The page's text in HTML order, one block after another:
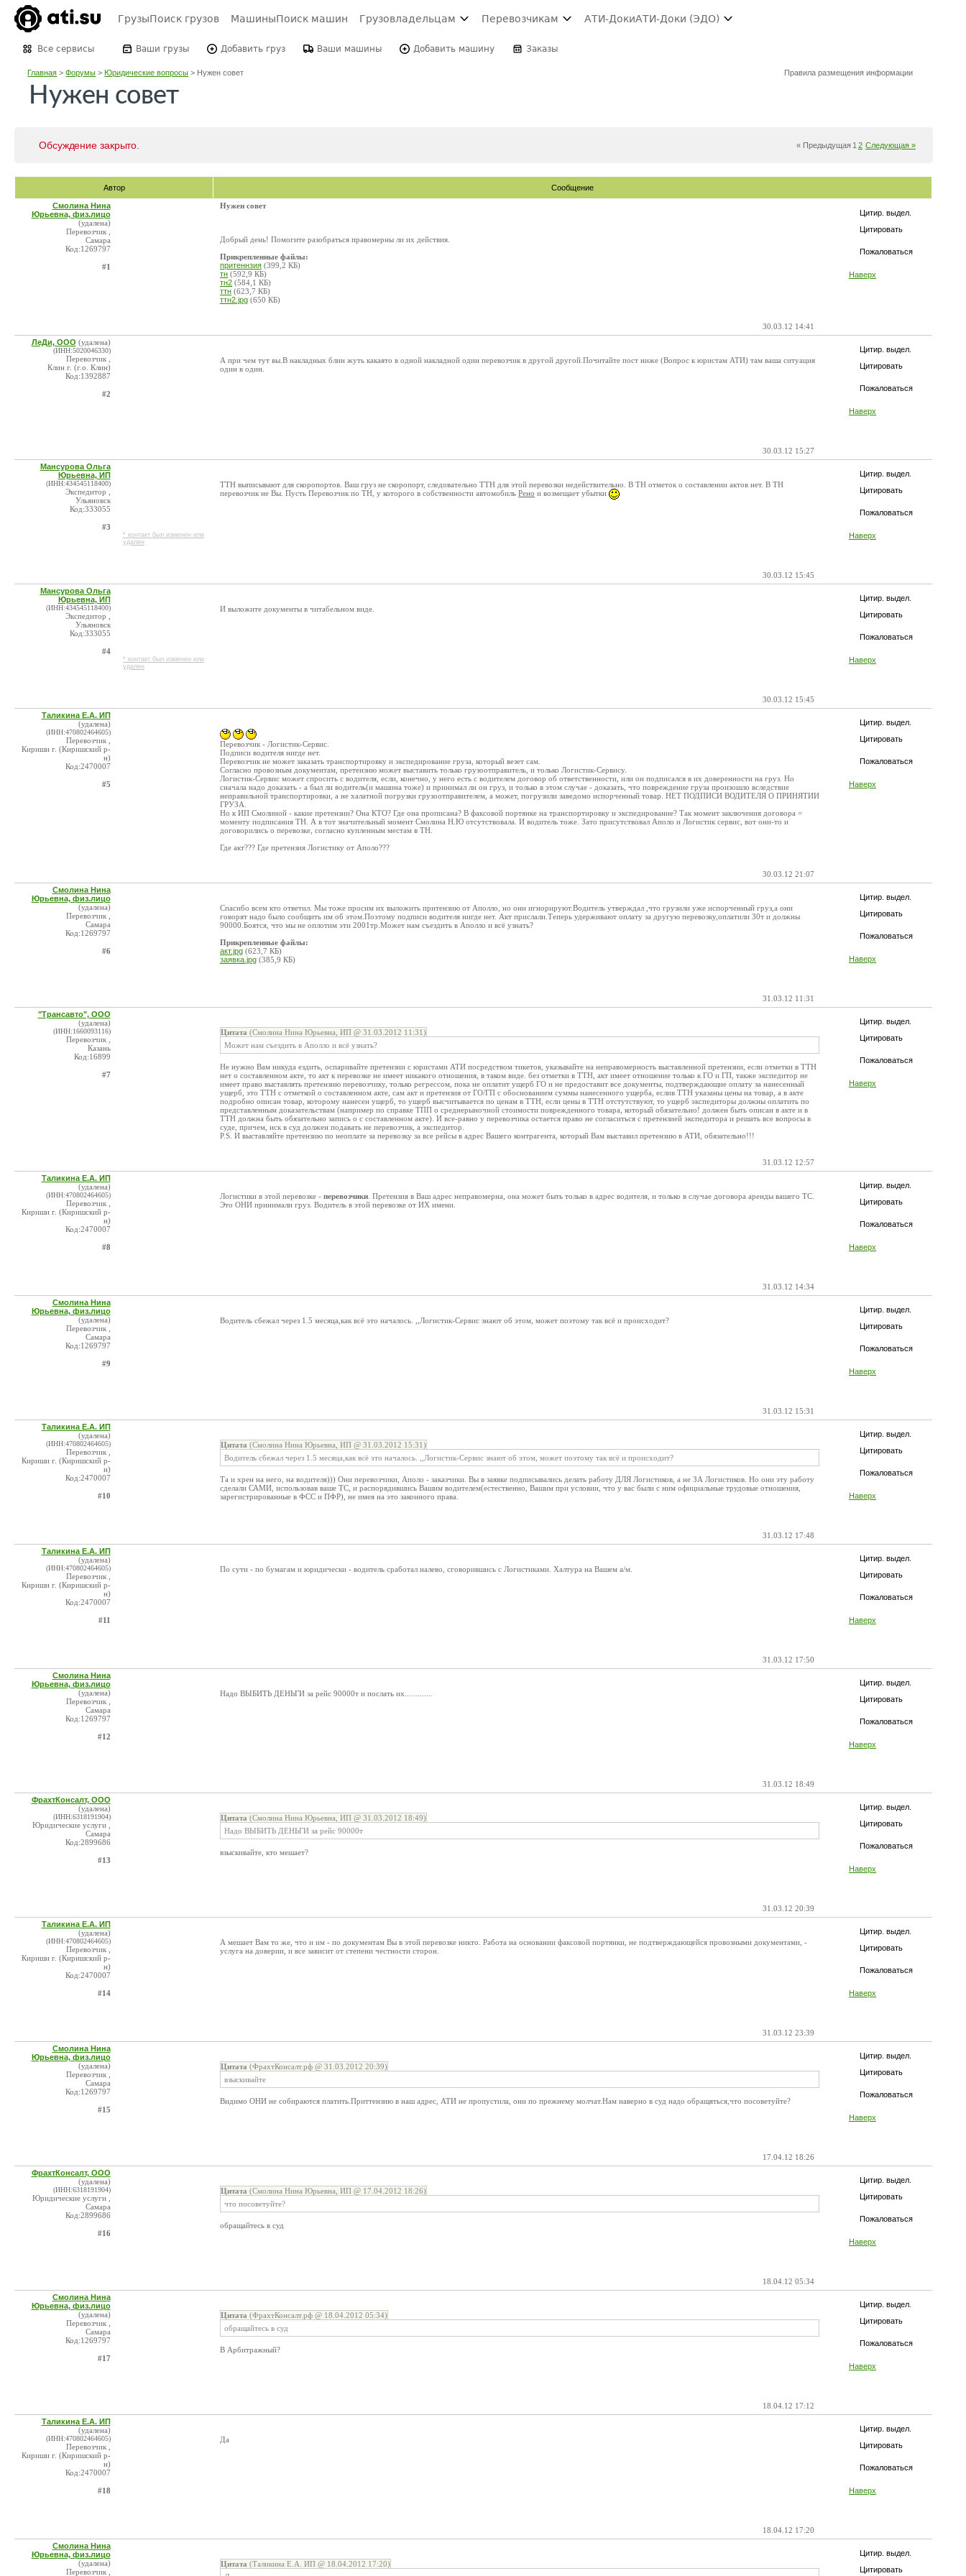
ГрузыПоиск грузов МашиныПоиск машин Грузовладельцам Перевозчикам АТИ-ДокиАТИ-Доки (ЭДО)
Все сервисы Ваши грузы Добавить груз Ваши машины Добавить машину Заказы
Главная >Форумы >Юридические вопросы > Нужен совет Правила размещения информации
Нужен совет
Обсуждение закрыто. « Предыдущая 1 2 Следующая »
Автор Сообщение
Цитир. выдел.
Цитировать
Пожаловаться
Наверх
Смолина Нина
Юрьевна, физ.лицо
(удалена)
Перевозчик ,
Самара
Код:1269797
#1
Нужен совет
Добрый день! Помогите разобраться правомерны ли их действия.
Прикрепленные файлы:
притеннзия (399,2 КБ)
тн (592,9 КБ)
тн2 (584,1 КБ)
ттн (623,7 КБ)
ттн2.jpg (650 КБ)
30.03.12 14:41
Цитир. выдел.
Цитировать
Пожаловаться
Наверх
ЛеДи, ООО (удалена)
(ИНН:5020046330)
Перевозчик ,
Клин г. (г.о. Клин)
Код:1392887
#2
А при чем тут вы.В накладных блин жуть какаято в одной накладной один перевозчик в другой другой.Почитайте пост ниже (Вопрос к юристам АТИ) там ваша ситуация
один в один.
30.03.12 15:27
Цитир. выдел.
Цитировать
Пожаловаться
Наверх
Мансурова Ольга
Юрьевна, ИП
(ИНН:434545118400)
Экспедитор ,
Ульяновск
Код:333055
#3
* контакт был изменен или
удален
ТТН выписывают для скоропортов. Ваш груз не скоропорт, следовательно ТТН для этой перевозки недействительно. В ТН отметок о составлении актов нет. В ТН
перевозчик не Вы. Пусть Перевозчик по ТН, у которого в собственности автомобиль Рено и возмещает убытки
30.03.12 15:45
Цитир. выдел.
Цитировать
Пожаловаться
Наверх
Мансурова Ольга
Юрьевна, ИП
(ИНН:434545118400)
Экспедитор ,
Ульяновск
Код:333055
#4
* контакт был изменен или
удален
И выложите документы в читабельном виде.
30.03.12 15:45
Цитир. выдел.
Цитировать
Пожаловаться
Наверх
Таликина Е.А. ИП
(удалена)
(ИНН:470802464605)
Перевозчик ,
Кириши г. (Киришский р-
н)
Код:2470007
#5
Перевозчик - Логистик-Сервис.
Подписи водителя нигде нет.
Перевозчик не может заказать транспортировку и экспедирование груза, который везет сам.
Согласно провозным документам, претензию может выставить только грузоотправитель, и только Логистик-Сервису.
Логистик-Сервис может спросить с водителя, если, конечно, у него есть с водителем договор об ответственности, или он подписался в их доверенности на груз. Но
сначала надо доказать - а был ли водитель(и машина тоже) и принимал ли он груз, и только в этом случае - доказать, что повреждение груза произошло вследствие
неправильной транспортировки, а не халатной погрузки грузоотправителем, а может, погрузили заведомо испорченный товар. НЕТ ПОДПИСИ ВОДИТЕЛЯ О ПРИНЯТИИ
ГРУЗА.
Но к ИП Смолиной - какие претензии? Она КТО? Где она прописана? В факсовой портянке на транспортировку и экспедирование? Так момент заключения договора =
моменту подписания ТН. А в тот значительный момент Смолина Н.Ю отсутствовала. И водитель тоже. Зато присутствовал Аполо и Логистик сервис, вот они-то и
договорились о перевозке, согласно купленным местам в ТН.
Где акт??? Где претензия Логистику от Аполо???
30.03.12 21:07
Цитир. выдел.
Цитировать
Пожаловаться
Наверх
Смолина Нина
Юрьевна, физ.лицо
(удалена)
Перевозчик ,
Самара
Код:1269797
#6
Спасибо всем кто ответил. Мы тоже просим их выложить притензию от Аполло, но они игнорируют.Водитель утверждал ,что грузили уже испорченный груз,а они
говорят надо было сообщить им об этом.Поэтому подписи водителя нигде нет. Акт прислали.Теперь удерживают оплату за другую перевозку,оплатили 30т и должны
90000.Боятся, что мы не оплотим эти 2001тр.Может нам съездить в Аполло и всё узнать?
Прикрепленные файлы:
акт.jpg (623,7 КБ)
заявка.jpg (385,9 КБ)
31.03.12 11:31
Цитир. выдел.
Цитировать
Пожаловаться
Наверх
"Трансавто", ООО
(удалена)
(ИНН:1660093116)
Перевозчик ,
Казань
Код:16899
#7
Цитата (Смолина Нина Юрьевна, ИП @ 31.03.2012 11:31)
Может нам съездить в Аполло и всё узнать?
Не нужно Вам никуда ездить, оспаривайте претензии с юристами АТИ посредством тикетов, указывайте на неправомерность выставленной претензии, если отметки в ТТН
нет о составленном акте, то акт к перевозке не имеет никакого отношения, в таком виде. без отметки в ТТН, акт имеет отношение только к ГО и ГП, также экспедитор не
имеет право выставлять претензию перевозчику, только регрессом, пока не оплатит ущерб ГО и не предоставит все документы, подтверждающие оплату за нанесенный
ущерб, это ТТН с отметкой о составленном акте, сам акт и претензия от ГО/ГП с обоснованием суммы нанесенного ущерба, еслив ТТН указаны цены на товар, а в акте
подробно описан товар, которому нанесен ущерб, то ущерб высчитывается по ценам в ТТН, если цены в ТТН отстутствуют, то ущерб экспедиторы должны оплатить по
представленным доказательствам (например по справке ТПП о среднерыночной стоимости поврежденного товара, который обязательно! должен быть описан в акте и в
ТТН должна быть обязательно запись о с составленном акте). И все-равно у перевозчика остается право не согласиться с претензией экспедитора и решать все вопросы в
суде, причем, иск в суд должен подавать не перевозчик, а экспедитор.
P.S. И выставляйте претензию по неоплате за перевозку за все рейсы в адрес Вашего контрагента, который Вам выставил претензию в АТИ, обязательно!!!
31.03.12 12:57
Цитир. выдел.
Цитировать
Пожаловаться
Наверх
Таликина Е.А. ИП
(удалена)
(ИНН:470802464605)
Перевозчик ,
Кириши г. (Киришский р-
н)
Код:2470007
#8
Логистики в этой перевозке - перевозчики . Претензия в Ваш адрес неправомерна, она может быть только в адрес водителя, и только в случае договора аренды вашего ТС.
Это ОНИ принимали груз. Водитель в этой перевозке от ИХ имени.
31.03.12 14:34
Цитир. выдел.
Цитировать
Пожаловаться
Наверх
Смолина Нина
Юрьевна, физ.лицо
(удалена)
Перевозчик ,
Самара
Код:1269797
#9
Водитель сбежал через 1.5 месяца,как всё это началось. ,,Логистик-Сервис знают об этом, может поэтому так всё и происходит?
31.03.12 15:31
Цитир. выдел.
Цитировать
Пожаловаться
Наверх
Таликина Е.А. ИП
(удалена)
(ИНН:470802464605)
Перевозчик ,
Кириши г. (Киришский р-
н)
Код:2470007
#10
Цитата (Смолина Нина Юрьевна, ИП @ 31.03.2012 15:31)
Водитель сбежал через 1.5 месяца,как всё это началось. ,,Логистик-Сервис знают об этом, может поэтому так всё и происходит?
Та и хрен на него, на водителя))) Они перевозчики, Аполо - заказчики. Вы в заявке подписывались делать работу ДЛЯ Логистиков, а не ЗА Логистиков. Но они эту работу
сделали САМИ, использовав ваше ТС, и распорядившись Вашим водителем(естественно, Вашим при условии, что у вас были с ним официальные трудовые отношения,
зарегистрированные в ФСС и ПФР), не имея на это законного права.
31.03.12 17:48
Цитир. выдел.
Цитировать
Пожаловаться
Наверх
Таликина Е.А. ИП
(удалена)
(ИНН:470802464605)
Перевозчик ,
Кириши г. (Киришский р-
н)
Код:2470007
#11
По сути - по бумагам и юридически - водитель сработал налево, сговорившись с Логистиками. Халтура на Вашем а/м.
31.03.12 17:50
Цитир. выдел.
Цитировать
Пожаловаться
Наверх
Смолина Нина
Юрьевна, физ.лицо
(удалена)
Перевозчик ,
Самара
Код:1269797
#12
Надо ВЫБИТЬ ДЕНЬГИ за рейс 90000т и послать их.............
31.03.12 18:49
Цитир. выдел.
Цитировать
Пожаловаться
Наверх
ФрахтКонсалт, ООО
(удалена)
(ИНН:6318191904)
Юридические услуги ,
Самара
Код:2899686
#13
Цитата (Смолина Нина Юрьевна, ИП @ 31.03.2012 18:49)
Надо ВЫБИТЬ ДЕНЬГИ за рейс 90000т
взыскивайте, кто мешает?
31.03.12 20:39
Цитир. выдел.
Цитировать
Пожаловаться
Наверх
Таликина Е.А. ИП
(удалена)
(ИНН:470802464605)
Перевозчик ,
Кириши г. (Киришский р-
н)
Код:2470007
#14
А мешает Вам то же, что и им - по документам Вы в этой перевозке никто. Работа на основании факсовой портянки, не подтверждающейся провозными документами, -
услуга на доверии, и все зависит от степени честности сторон.
31.03.12 23:39
Цитир. выдел.
Цитировать
Пожаловаться
Наверх
Смолина Нина
Юрьевна, физ.лицо
(удалена)
Перевозчик ,
Самара
Код:1269797
#15
Цитата (ФрахтКонсалт.рф @ 31.03.2012 20:39)
взыскивайте
Видимо ОНИ не собираются платить.Приттензию в наш адрес, АТИ не пропустила, они по прежнему молчат.Нам наверно в суд надо обращяться,что посоветуйте?
17.04.12 18:26
Цитир. выдел.
Цитировать
Пожаловаться
Наверх
ФрахтКонсалт, ООО
(удалена)
(ИНН:6318191904)
Юридические услуги ,
Самара
Код:2899686
#16
Цитата (Смолина Нина Юрьевна, ИП @ 17.04.2012 18:26)
что посоветуйте?
обращайтесь в суд
18.04.12 05:34
Цитир. выдел.
Цитировать
Пожаловаться
Наверх
Смолина Нина
Юрьевна, физ.лицо
(удалена)
Перевозчик ,
Самара
Код:1269797
#17
Цитата (ФрахтКонсалт.рф @ 18.04.2012 05:34)
обращайтесь в суд
В Арбитражный?
18.04.12 17:12
Цитир. выдел.
Цитировать
Пожаловаться
Наверх
Таликина Е.А. ИП
(удалена)
(ИНН:470802464605)
Перевозчик ,
Кириши г. (Киришский р-
н)
Код:2470007
#18
Да
18.04.12 17:20
Цитир. выдел.
Цитировать
Смолина Нина
Юрьевна, физ.лицо
(удалена)
Перевозчик ,
Цитата (Таликина Е.А. ИП @ 18.04.2012 17:20)